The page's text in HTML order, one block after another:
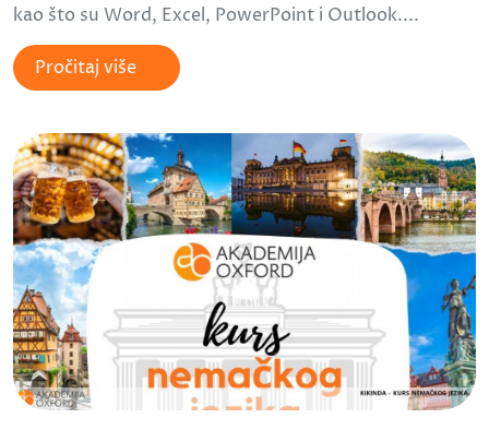
kao što su Word, Excel, PowerPoint i Outlook....
Pročitaj više